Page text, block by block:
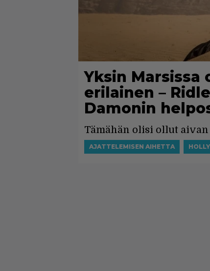
Yksin
erilainen –
Damonin
Tämähän olisi ollut
AJATTELEMISEN AIHETTA